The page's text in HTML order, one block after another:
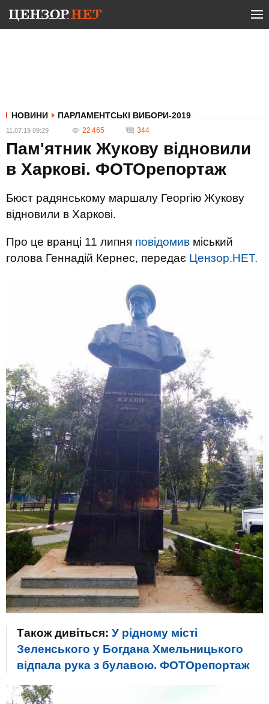
НОВИНИ ПАРЛАМЕНТСЬКІ ВИБОРИ-2019
11.07.19 09:29 22 465 344
Пам'ятник Жукову відновили
в Харкові. ФОТОрепортаж
Бюст радянському маршалу Георгію Жукову
відновили в Харкові.
Про це вранці 11 липня повідомив міський
голова Геннадій Кернес, передає Цензор.НЕТ.
Також дивіться: У рідному місті
Зеленського у Богдана Хмельницького
відпала рука з булавою. ФОТОрепортаж